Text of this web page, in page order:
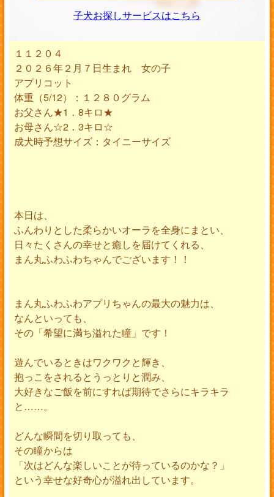
子犬お探しサービスはこちら
１１２０４
２０２６年２月７日生まれ 女の子
アプリコット
体重（5/12）：１２８０グラム
お父さん★1．8キロ★
お母さん☆2．3キロ☆
成犬時予想サイズ：タイニーサイズ
本日は、
ふんわりとした柔らかいオーラを全身にまとい、
日々たくさんの幸せと癒しを届けてくれる、
まん丸ふわふわちゃんでございます！！
まん丸ふわふわアプリちゃんの最大の魅力は、
なんといっても、
その「希望に満ち溢れた瞳」です！
遊んでいるときはワクワクと輝き、
抱っこをされるとうっとりと潤み、
大好きなご飯を前にすれば期待でさらにキラキラ
と……。
どんな瞬間を切り取っても、
その瞳からは
「次はどんな楽しいことが待っているのかな？」
という幸せな好奇心が溢れ出しています。